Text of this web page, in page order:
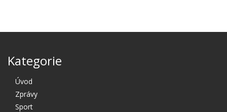
Kategorie
Úvod
Zprávy
Sport